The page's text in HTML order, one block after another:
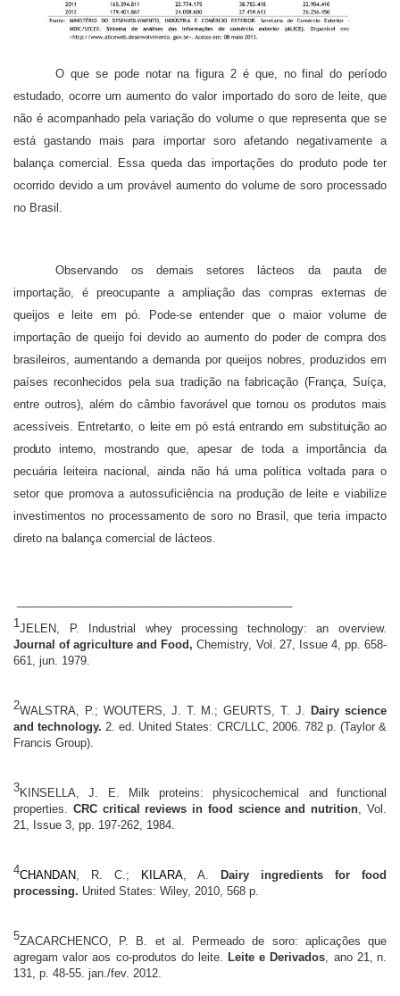
O que se pode notar na figura 2 é que, no final do período
estudado, ocorre um aumento do valor importado do soro de leite, que
não é acompanhado pela variação do volume o que representa que se
está gastando mais para importar soro afetando negativamente a
balança comercial. Essa queda das importações do produto pode ter
ocorrido devido a um provável aumento do volume de soro processado
no Brasil.
Observando os demais setores lácteos da pauta de
importação, é preocupante a ampliação das compras externas de
queijos e leite em pó. Pode-se entender que o maior volume de
importação de queijo foi devido ao aumento do poder de compra dos
brasileiros, aumentando a demanda por queijos nobres, produzidos em
países reconhecidos pela sua tradição na fabricação (França, Suíça,
entre outros), além do câmbio favorável que tornou os produtos mais
acessíveis. Entretanto, o leite em pó está entrando em substituição ao
produto interno , mostrando que, apesar de toda a importância da
pecuária leiteira nacional, ainda não há uma política voltada para o
setor que promova a autossuficiência na produção de leite e viabilize
investimentos no processamento de soro no Brasil, que teria impacto
direto na balança comercial de lácteos.
1 JELEN, P. Industrial whey processing technology: an overview.
Journal of agriculture and Food, Chemistry, Vol. 27, Issue 4, pp. 658-
661, jun. 1979.
2WALSTRA, P.; WOUTERS, J. T. M.; GEURTS, T. J.Dairy science
and technology. 2. ed. United States: CRC/LLC, 2006. 782 p. (Taylor &
Francis Group).
3KINSELLA, J. E. Milk proteins: physicochemical and functional
properties. CRC critical reviews in food science and nutrition , Vol.
21, Issue 3, pp. 197-262, 1984.
4CHANDAN , R. C.; KILARA , A. Dairy ingredients for food
processing. United States: Wiley, 2010, 568 p.
5ZACARCHENCO, P. B. et al. Permeado de soro: aplicações que
agregam valor aos co-produtos do leite.Leite e Derivados , ano 21,
n.
131, p. 48-55. jan./fev. 2012.